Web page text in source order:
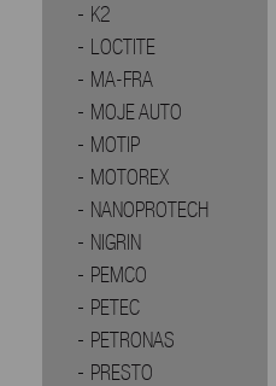
K2
LOCTITE
MA-FRA
MOJE AUTO
MOTIP
MOTOREX
NANOPROTECH
NIGRIN
PEMCO
PETEC
PETRONAS
PRESTO